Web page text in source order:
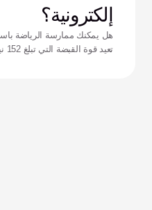
إلكترونية؟
هل يمكنك ممارسة الرياضة